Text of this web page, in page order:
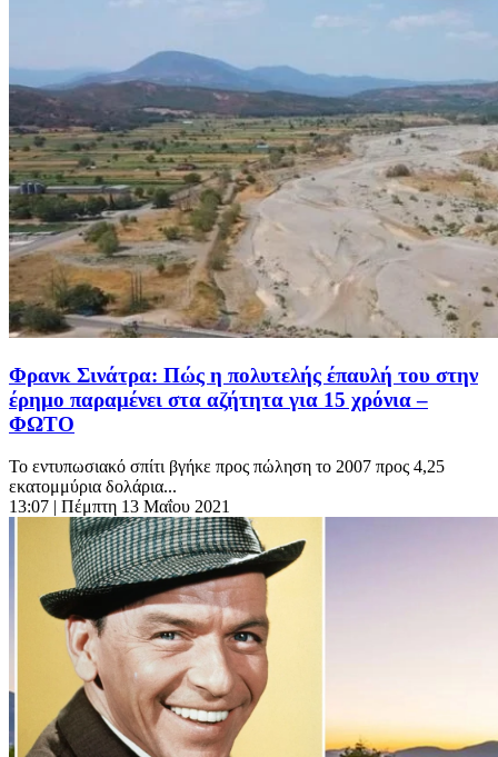
Φρανκ Σινάτρα: Πώς η πολυτελής έπαυλή του στην
έρημο παραμένει στα αζήτητα για 15 χρόνια –
ΦΩΤΟ
Το εντυπωσιακό σπίτι βγήκε προς πώληση το 2007 προς 4,25
εκατομμύρια δολάρια...
13:07 | Πέμπτη 13 Μαΐου 2021